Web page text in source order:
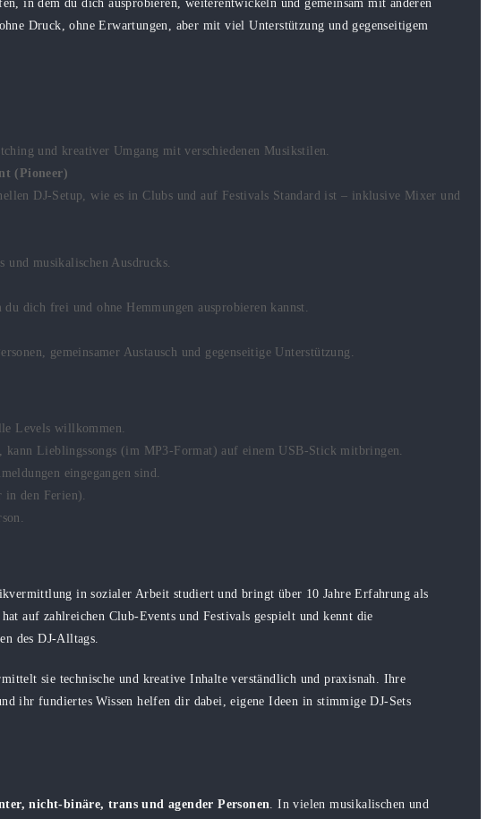
in dem du dich ausprobieren, weiterentwickeln und gemeinsam mit anderen
Druck, ohne Erwartungen, aber mit viel Unterstützung und gegenseitigem
und kreativer Umgang mit verschiedenen Musikstilen.
(Pioneer)
DJ-Setup, wie es in Clubs und auf Festivals Standard ist – inklusive Mixer und
und musikalischen Ausdrucks.
du dich frei und ohne Hemmungen ausprobieren kannst.
gemeinsamer Austausch und gegenseitige Unterstützung.
Levels willkommen.
kann Lieblingssongs (im MP3-Format) auf einem USB-Stick mitbringen.
eingegangen sind.
in den Ferien).
in sozialer Arbeit studiert und bringt über 10 Jahre Erfahrung als
auf zahlreichen Club-Events und Festivals gespielt und kennt die
des DJ-Alltags.
sie technische und kreative Inhalte verständlich und praxisnah. Ihre
ihr fundiertes Wissen helfen dir dabei, eigene Ideen in stimmige DJ-Sets
nicht-binäre, trans und agender Personen. In vielen musikalischen und